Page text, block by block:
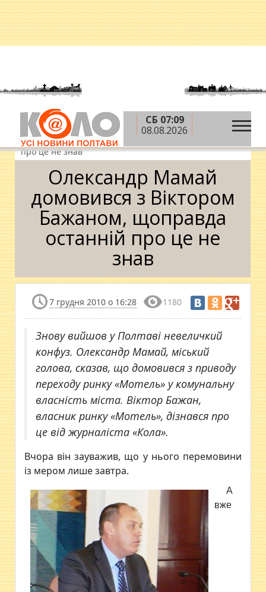
СБ 07:09
08.08.2026
Головна » Новини »
Олександр Мамай
домовився з Віктором Бажаном, щоправда останній
про це не знав
Олександр Мамай
домовився з Віктором
Бажаном, щоправда
останній про це не
знав
7 грудня 2010 о 16:28 1180
Знову вийшов у Полтаві невеличкий
конфуз. Олександр Мамай, міський
голова, сказав, що домовився з приводу
переходу ринку «Мотель» у комунальну
власність міста. Віктор Бажан,
власник ринку «Мотель», дізнався про
це від журналіста «Кола».
Вчора він зауважив, що у нього перемовини
із мером лише завтра.
А
вже